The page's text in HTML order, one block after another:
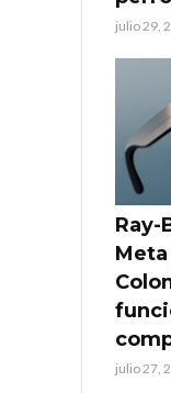
julio 29,
Ray-
julio 27,